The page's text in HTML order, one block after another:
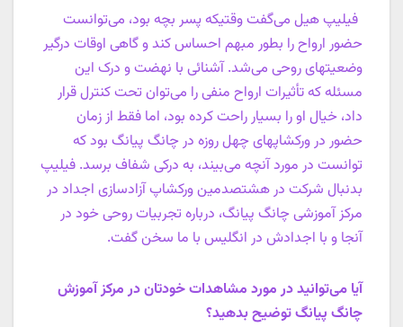
فیلیپ هیل می‌گفت وقتیکه پسر بچه بود، می‌توانست
حضور ارواح را بطور مبهم احساس کند و گاهی اوقات درگیر
وضعیتهای روحی می‌شد. آشنائی با نهضت و درک این
مسئله که تأثیرات ارواح منفی را می‌توان تحت کنترل قرار
داد، خیال او را بسیار راحت کرده بود، اما فقط از زمان
حضور در ورکشاپهای چهل روزه در چانگ پیانگ بود که
توانست در مورد آنچه می‌بیند، به درکی شفاف برسد. فیلیپ
بدنبال شرکت در هشتصدمین ورکشاپ آزادسازی اجداد در
مرکز آموزشی چانگ پیانگ، درباره تجربیات روحی خود در
آنجا و با اجدادش در انگلیس با ما سخن گفت.
آیا می‌توانید در مورد مشاهدات خودتان در مرکز آموزش
چانگ پیانگ توضیح بدهید؟